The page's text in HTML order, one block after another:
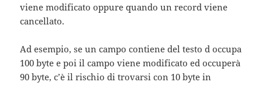
viene modificato oppure quando un record viene
cancellato.
Ad esempio, se un campo contiene del testo d occupa
100 byte e poi il campo viene modificato ed occuperà
90 byte, c’è il rischio di trovarsi con 10 byte in